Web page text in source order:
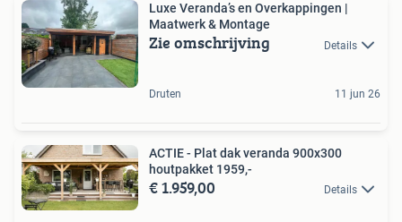
Luxe Veranda’s en Overkappingen |
Maatwerk & Montage
Zie omschrijving Details
Druten 11 jun 26
ACTIE - Plat dak veranda 900x300
houtpakket 1959,-
€ 1.959,00 Details